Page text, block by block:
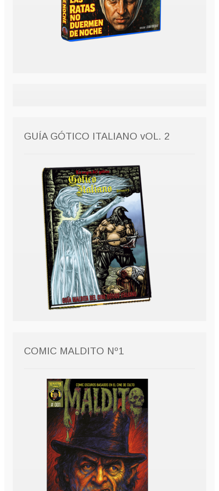
GUÍA GÓTICO ITALIANO vOL. 2
COMIC MALDITO Nº1